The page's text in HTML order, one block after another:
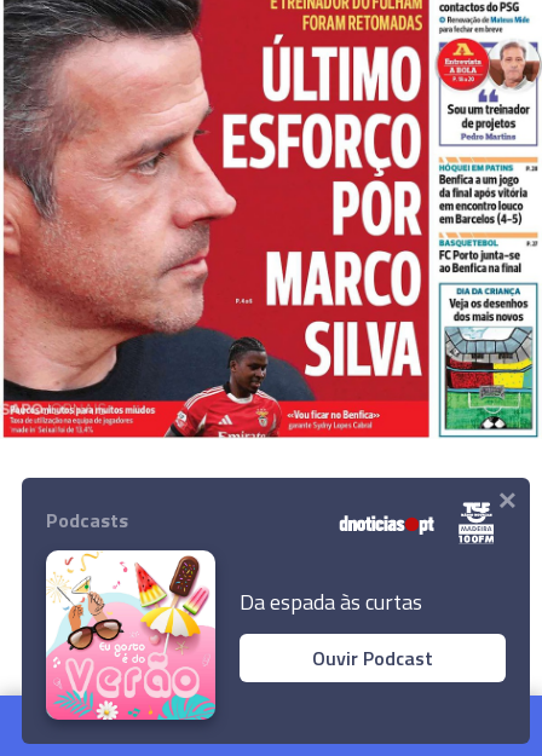
REVISTA DE IMPRENSA
Comentários
Dia Mundial da criança
Podcasts
Da espada às curtas
Ouvir Podcast
×